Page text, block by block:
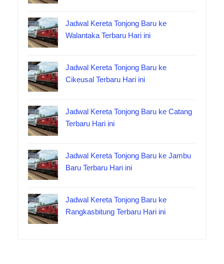
Jadwal Kereta Tonjong Baru ke
Walantaka Terbaru Hari ini
Jadwal Kereta Tonjong Baru ke
Cikeusal Terbaru Hari ini
Jadwal Kereta Tonjong Baru ke Catang
Terbaru Hari ini
Jadwal Kereta Tonjong Baru ke Jambu
Baru Terbaru Hari ini
Jadwal Kereta Tonjong Baru ke
Rangkasbitung Terbaru Hari ini